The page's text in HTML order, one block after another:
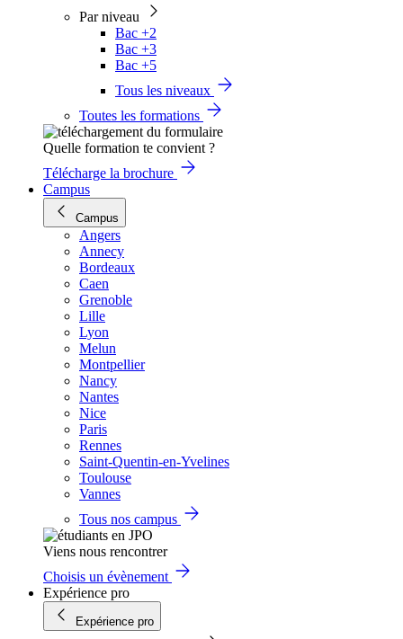
Par niveau
Bac +2
Bac +3
Bac +5
Tous les niveaux
Toutes les formations
Quelle formation te convient ?
Télécharge la brochure
Campus
Campus
Angers
Annecy
Bordeaux
Caen
Grenoble
Lille
Lyon
Melun
Montpellier
Nancy
Nantes
Nice
Paris
Rennes
Saint-Quentin-en-Yvelines
Toulouse
Vannes
Tous nos campus
Viens nous rencontrer
Choisis un évènement
Expérience pro
Expérience pro